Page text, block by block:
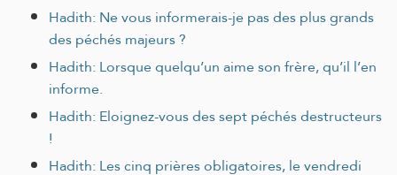
Hadith: Ne vous informerais-je pas des plus grands
des péchés majeurs ?
Hadith: Lorsque quelqu’un aime son frère, qu’il l’en
informe.
Hadith: Eloignez-vous des sept péchés destructeurs
!
Hadith: Les cinq prières obligatoires, le vendredi